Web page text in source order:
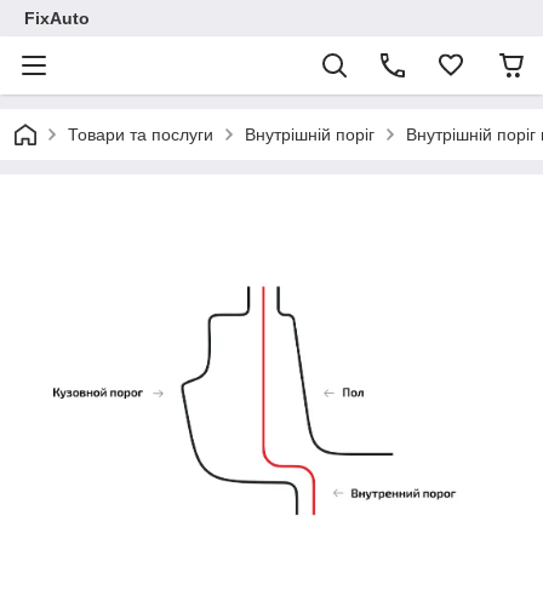
FixAuto
Товари та послуги Внутрішній поріг Внутрішній